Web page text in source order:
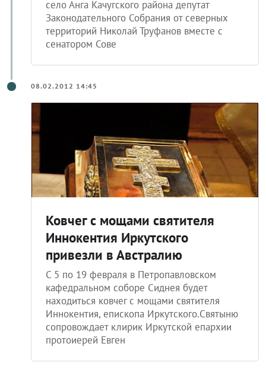
село Анга Качугского района депутат
Законодательного Собрания от северных
территорий Николай Труфанов вместе с
сенатором Сове
08.02.2012 14:45
Ковчег с мощами святителя
Иннокентия Иркутского
привезли в Австралию
С 5 по 19 февраля в Петропавловском
кафедральном соборе Сиднея будет
находиться ковчег с мощами святителя
Иннокентия, епископа Иркутского.Святыню
сопровождает клирик Иркутской епархии
протоиерей Евген